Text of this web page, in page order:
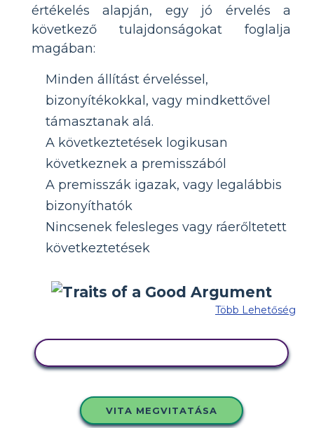
értékelés alapján, egy jó érvelés a
következő tulajdonságokat foglalja
magában:
Minden állítást érveléssel,
bizonyítékokkal, vagy mindkettővel
támasztanak alá.
A következtetések logikusan
következnek a premisszából
A premisszák igazak, vagy legalábbis
bizonyíthatók
Nincsenek felesleges vagy ráerőltetett
következtetések
Több Lehetőség
VITA MEGVITATÁSA